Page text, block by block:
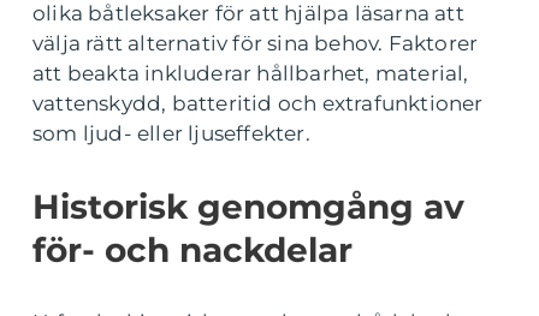
olika båtleksaker för att hjälpa läsarna att
välja rätt alternativ för sina behov. Faktorer
att beakta inkluderar hållbarhet, material,
vattenskydd, batteritid och extrafunktioner
som ljud- eller ljuseffekter.
Historisk genomgång av
för- och nackdelar